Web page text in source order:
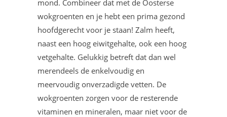
mond. Combineer dat met de Oosterse
wokgroenten en je hebt een prima gezond
hoofdgerecht voor je staan! Zalm heeft,
naast een hoog eiwitgehalte, ook een hoog
vetgehalte. Gelukkig betreft dat dan wel
merendeels de enkelvoudig en
meervoudig onverzadigde vetten. De
wokgroenten zorgen voor de resterende
vitaminen en mineralen, maar niet voor de